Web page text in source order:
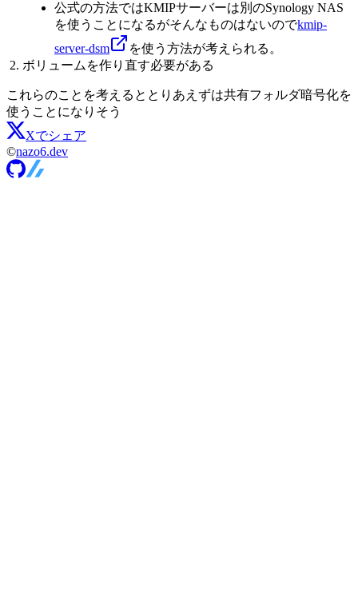
公式の方法ではKMIPサーバーは別のSynology NAS
を使うことになるがそんなものはないのでkmip-
server-dsm
を使う方法が考えられる。
ボリュームを作り直す必要がある
これらのことを考えるととりあえずは共有フォルダ暗号化を
使うことになりそう
Xでシェア
©nazo6.dev